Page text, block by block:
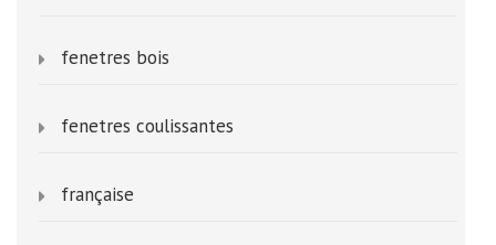
fenetres bois
fenetres coulissantes
française